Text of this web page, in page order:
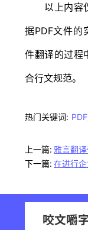
以上内容仅
据PDF文件的
件翻译的过程
合行文规范。
热门关键词:
上一篇: 雅言翻
下一篇: 在进行
咬文嚼